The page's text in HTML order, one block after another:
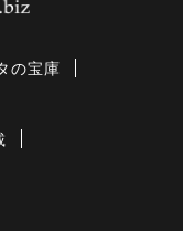
の宝庫